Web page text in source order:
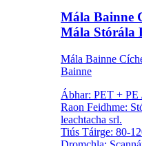
Mála Bainne
Mála Stórála
Mála Bainne
Bainne
Ábhar: PET + PE
Raon Feidhme:
leachtacha srl.
Tiús Táirge: 80-